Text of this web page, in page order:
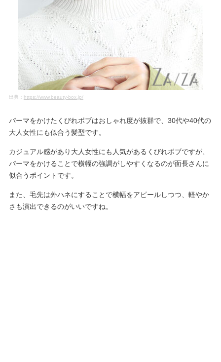
出典： https://www.beauty-box.jp/
パーマをかけたくびれボブはおしゃれ度が抜群で、30代や40代の
大人女性にも似合う髪型です。
カジュアル感があり大人女性にも人気があるくびれボブですが、
パーマをかけることで横幅の強調がしやすくなるのが面長さんに
似合うポイントです。
また、毛先は外ハネにすることで横幅をアピールしつつ、軽やか
さも演出できるのがいいですね。